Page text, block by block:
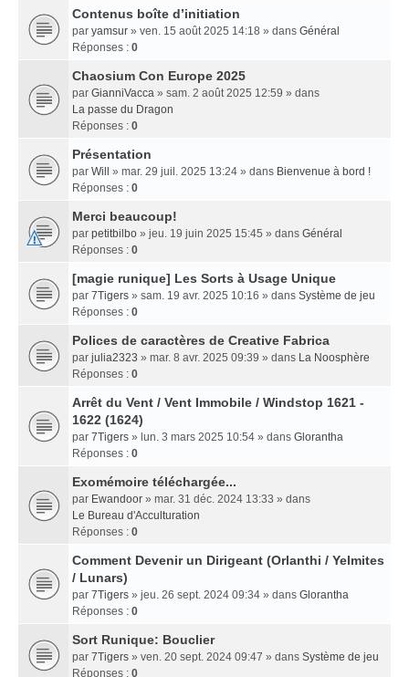
Contenus boîte d’initiation
par yamsur » ven. 15 août 2025 14:18 » dans Général
Réponses : 0
Chaosium Con Europe 2025
par GianniVacca » sam. 2 août 2025 12:59 » dans
La passe du Dragon
Réponses : 0
Présentation
par Will » mar. 29 juil. 2025 13:24 » dans Bienvenue à bord !
Réponses : 0
Merci beaucoup!
par petitbilbo » jeu. 19 juin 2025 15:45 » dans Général
Réponses : 0
[magie runique] Les Sorts à Usage Unique
par 7Tigers » sam. 19 avr. 2025 10:16 » dans Système de jeu
Réponses : 0
Polices de caractères de Creative Fabrica
par julia2323 » mar. 8 avr. 2025 09:39 » dans La Noosphère
Réponses : 0
Arrêt du Vent / Vent Immobile / Windstop 1621 -
1622 (1624)
par 7Tigers » lun. 3 mars 2025 10:54 » dans Glorantha
Réponses : 0
Exomémoire téléchargée...
par Ewandoor » mar. 31 déc. 2024 13:33 » dans
Le Bureau d'Acculturation
Réponses : 0
Comment Devenir un Dirigeant (Orlanthi / Yelmites
/ Lunars)
par 7Tigers » jeu. 26 sept. 2024 09:34 » dans Glorantha
Réponses : 0
Sort Runique: Bouclier
par 7Tigers » ven. 20 sept. 2024 09:47 » dans Système de jeu
Réponses : 0